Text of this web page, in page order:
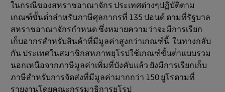
ในกรณีของสหราชอาณาจักร ประเทศต่างๆปฏิบัติตาม
เกณฑ์ขั้นต่ําสําหรับภาษีศุลกากรที่ 135 ปอนด์ ตามที่รัฐบาล
สหราชอาณาจักรกําหนด ซึ่งหมายความว่าจะมีการเรียก
เก็บอากรสําหรับสินค้าที่มีมูลค่าสูงกว่าเกณฑ์นี้ ในทางกลับ
กัน ประเทศในสมาชิกสหภาพยุโรปใช้เกณฑ์ขั้นต่ําแบบรวม
นอกเหนือจากภาษีมูลค่าเพิ่มที่บังคับแล้ว ยังมีการเรียกเก็บ
ภาษีสําหรับการจัดส่งที่มีมูลค่ามากกว่า 150 ยูโรตามที่
รายงานโดยคณะกรรมาธิการยุโรป